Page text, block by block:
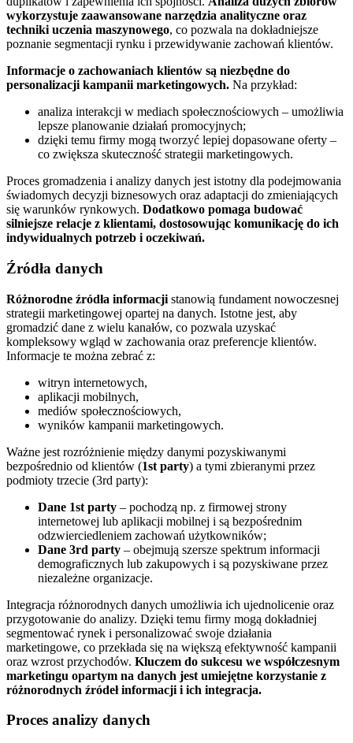
wykorzystuje zaawansowane narzędzia analityczne oraz
techniki uczenia maszynowego, co pozwala na dokładniejsze
poznanie segmentacji rynku i przewidywanie zachowań klientów.
Informacje o zachowaniach klientów są niezbędne do
personalizacji kampanii marketingowych. Na przykład:
analiza interakcji w mediach społecznościowych – umożliwia
lepsze planowanie działań promocyjnych;
dzięki temu firmy mogą tworzyć lepiej dopasowane oferty –
co zwiększa skuteczność strategii marketingowych.
Proces gromadzenia i analizy danych jest istotny dla podejmowania
świadomych decyzji biznesowych oraz adaptacji do zmieniających
się warunków rynkowych. Dodatkowo pomaga budować
silniejsze relacje z klientami, dostosowując komunikację do ich
indywidualnych potrzeb i oczekiwań.
Źródła danych
Różnorodne źródła informacji stanowią fundament nowoczesnej
strategii marketingowej opartej na danych. Istotne jest, aby
gromadzić dane z wielu kanałów, co pozwala uzyskać
kompleksowy wgląd w zachowania oraz preferencje klientów.
Informacje te można zebrać z:
witryn internetowych,
aplikacji mobilnych,
mediów społecznościowych,
wyników kampanii marketingowych.
Ważne jest rozróżnienie między danymi pozyskiwanymi
bezpośrednio od klientów (1st party) a tymi zbieranymi przez
podmioty trzecie (3rd party):
Dane 1st party – pochodzą np. z firmowej strony
internetowej lub aplikacji mobilnej i są bezpośrednim
odzwierciedleniem zachowań użytkowników;
Dane 3rd party – obejmują szersze spektrum informacji
demograficznych lub zakupowych i są pozyskiwane przez
niezależne organizacje.
Integracja różnorodnych danych umożliwia ich ujednolicenie oraz
przygotowanie do analizy. Dzięki temu firmy mogą dokładniej
segmentować rynek i personalizować swoje działania
marketingowe, co przekłada się na większą efektywność kampanii
oraz wzrost przychodów. Kluczem do sukcesu we współczesnym
marketingu opartym na danych jest umiejętne korzystanie z
różnorodnych źródeł informacji i ich integracja.
Proces analizy danych